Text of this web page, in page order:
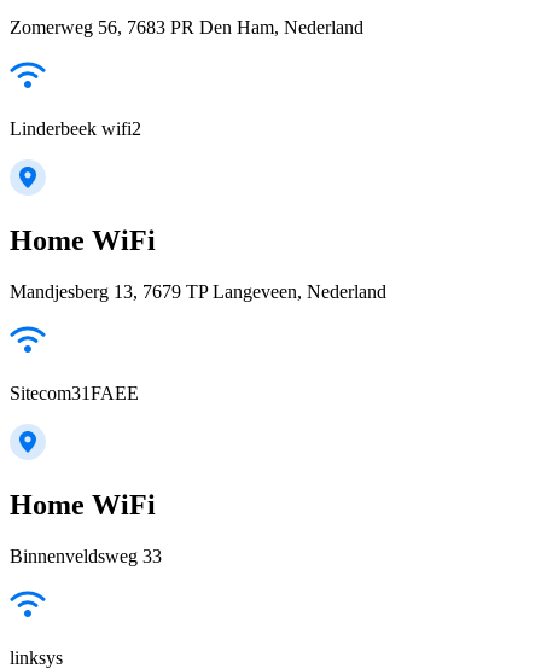
Zomerweg 56, 7683 PR Den Ham, Nederland
Linderbeek wifi2
Home WiFi
Mandjesberg 13, 7679 TP Langeveen, Nederland
Sitecom31FAEE
Home WiFi
Binnenveldsweg 33
linksys